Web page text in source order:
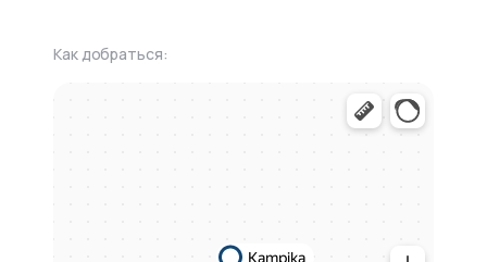
Как добраться: